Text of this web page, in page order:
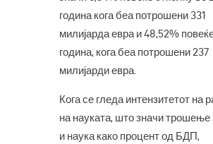
година кога беа потрошени 331
милијарда евра и 48,52%
година, кога беа потрошени 237
милијарди евра.
Кога се гледа интензитетот на
на науката, што значи трошење
и наука како процент од БДП,